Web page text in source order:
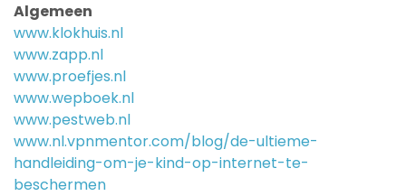
Algemeen
www.klokhuis.nl
www.zapp.nl
www.proefjes.nl
www.wepboek.nl
www.pestweb.nl
www.nl.vpnmentor.com/blog/de-ultieme-
handleiding-om-je-kind-op-internet-te-
beschermen